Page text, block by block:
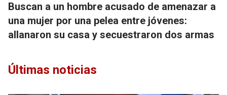
Buscan a un hombre acusado de amenazar a
una mujer por una pelea entre jóvenes:
allanaron su casa y secuestraron dos armas
Últimas noticias